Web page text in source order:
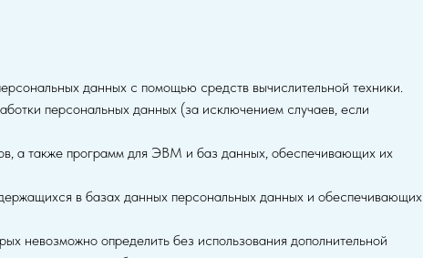
данных с помощью средств вычислительной техники.
персональных данных (за исключением случаев, если
а также программ для ЭВМ и баз данных, обеспечивающих их
в базах данных персональных данных и обеспечивающих
невозможно определить без использования дополнительной